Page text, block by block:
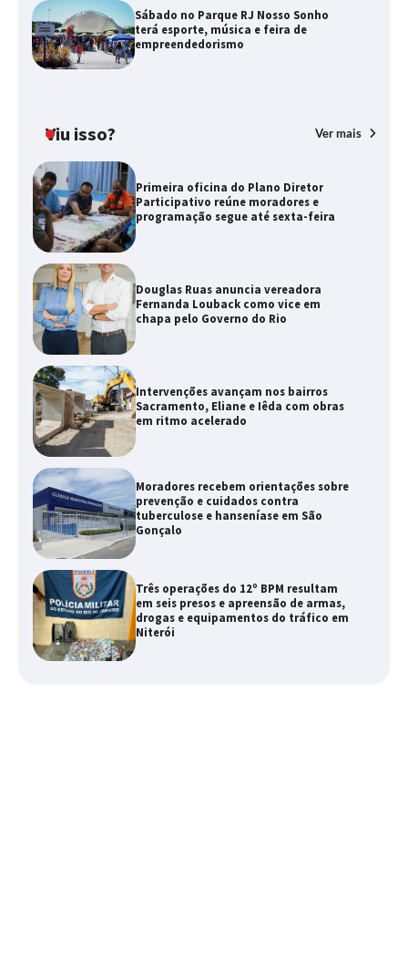
Sábado no Parque RJ Nosso Sonho
terá esporte, música e feira de
empreendedorismo
Viu isso? Ver mais
Primeira oficina do Plano Diretor
Participativo reúne moradores e
programação segue até sexta-feira
Douglas Ruas anuncia vereadora
Fernanda Louback como vice em
chapa pelo Governo do Rio
Intervenções avançam nos bairros
Sacramento, Eliane e Iêda com obras
em ritmo acelerado
Moradores recebem orientações sobre
prevenção e cuidados contra
tuberculose e hanseníase em São
Gonçalo
Três operações do 12º BPM resultam
em seis presos e apreensão de armas,
drogas e equipamentos do tráfico em
Niterói